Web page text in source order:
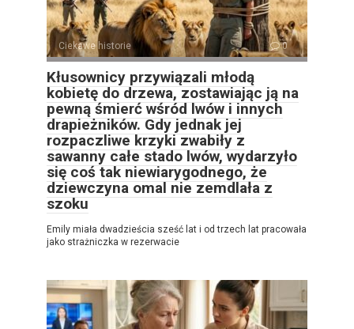
Ciekawe historie 0
Kłusownicy przywiązali młodą
kobietę do drzewa, zostawiając ją na
pewną śmierć wśród lwów i innych
drapieżników. Gdy jednak jej
rozpaczliwe krzyki zwabiły z
sawanny całe stado lwów, wydarzyło
się coś tak niewiarygodnego, że
dziewczyna omal nie zemdlała z
szoku
Emily miała dwadzieścia sześć lat i od trzech lat pracowała
jako strażniczka w rezerwacie